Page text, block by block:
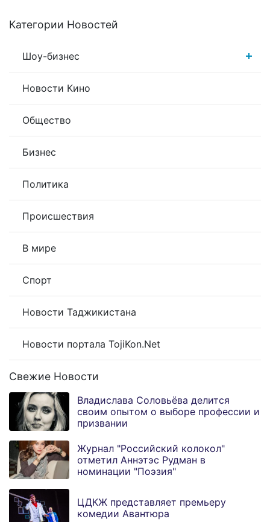
Категории Новостей
Шоу-бизнес
Новости Кино
Общество
Бизнес
Политика
Происшествия
В мире
Спорт
Новости Таджикистана
Новости портала TojiKon.Net
Свежие Новости
Владислава Соловьёва делится
своим опытом о выборе профессии и
призвании
Журнал "Российский колокол"
отметил Аннэтэс Рудман в
номинации "Поэзия"
ЦДКЖ представляет премьеру
комедии Авантюра